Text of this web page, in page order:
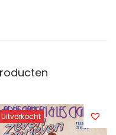
Uitverkocht